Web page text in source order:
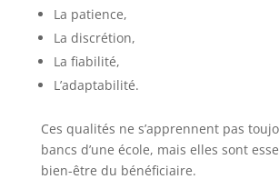
La patience,
La discrétion,
La fiabilité,
L’adaptabilité.
Ces qualités ne s’apprennent pas
bancs d’une école, mais elles sont
bien-être du bénéficiaire.